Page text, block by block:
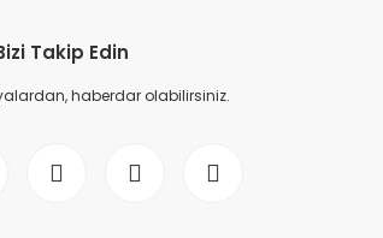
Takip Edin
haberdar olabilirsiniz.